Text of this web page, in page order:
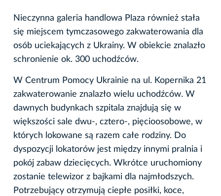
Nieczynna galeria handlowa Plaza również stała
się miejscem tymczasowego zakwaterowania dla
osób uciekających z Ukrainy. W obiekcie znalazło
schronienie ok. 300 uchodźców.
W Centrum Pomocy Ukrainie na ul. Kopernika 21
zakwaterowanie znalazło wielu uchodźców. W
dawnych budynkach szpitala znajdują się w
większości sale dwu-, cztero-, pięcioosobowe, w
których lokowane są razem całe rodziny. Do
dyspozycji lokatorów jest między innymi pralnia i
pokój zabaw dziecięcych. Wkrótce uruchomiony
zostanie telewizor z bajkami dla najmłodszych.
Potrzebujący otrzymują ciepłe posiłki, koce,